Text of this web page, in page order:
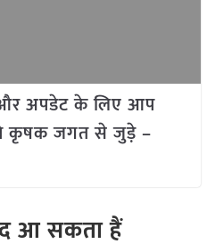
और अपडेट के लिए आप
कृषक जगत से जुड़े –
आ सकता हैं